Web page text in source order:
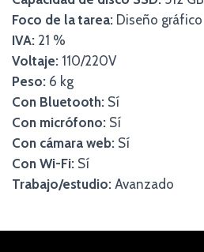
Foco de la tarea: Diseño gráfico
IVA: 21 %
Voltaje: 110/220V
Peso: 6 kg
Con Bluetooth: Sí
Con micrófono: Sí
Con cámara web: Sí
Con Wi-Fi: Sí
Trabajo/estudio: Avanzado